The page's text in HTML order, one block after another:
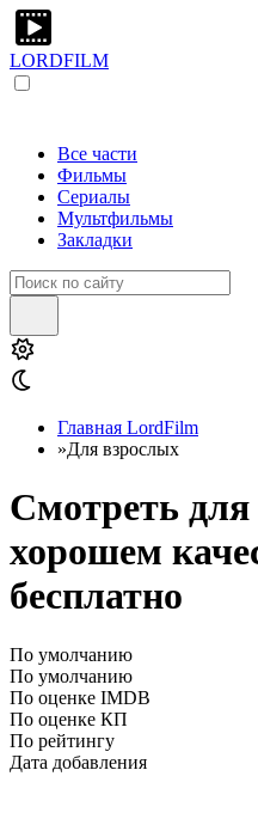
LORDFILM
Все части
Фильмы
Сериалы
Мультфильмы
Закладки
Главная LordFilm
»Для взрослых
Смотреть
хорошем
бесплатно
По умолчанию
По умолчанию
По оценке IMDB
По оценке КП
По рейтингу
Дата добавления